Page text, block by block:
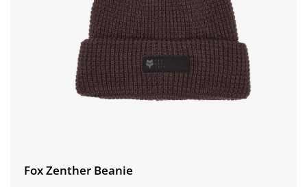
Fox Zenther Beanie